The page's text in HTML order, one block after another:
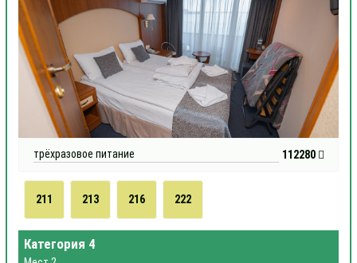
трёхразовое питание 112280
211 213 216 222
Категория 4